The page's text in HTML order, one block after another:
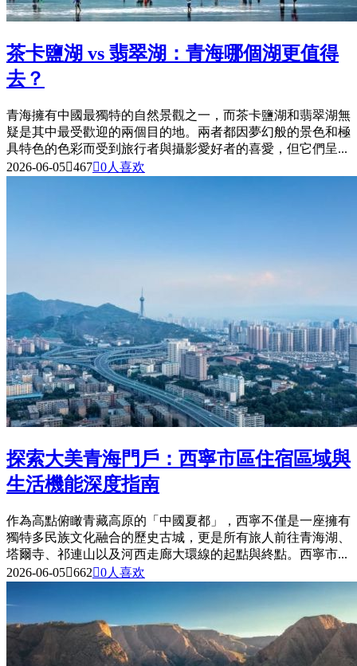
茶卡鹽湖 vs 翡翠湖：青海哪個湖更值得
去？
青海擁有中國最獨特的自然景觀之一，而茶卡鹽湖和翡翠湖無
疑是其中最受歡迎的兩個目的地。兩者都因夢幻般的景色和極
具特色的色彩而受到旅行者與攝影愛好者的喜愛，但它們呈...
2026-06-054670人喜欢
探索大美青海門戶：西寧市區住宿區域與
生活機能深度指南
作為高點俯瞰青藏高原的「中國夏都」，西寧不僅是一座擁有
獨特多民族文化融合的歷史古城，更是所有旅人前往青海湖、
塔爾寺、祁連山以及河西走廊大環線的起點與終點。西寧市...
2026-06-056620人喜欢